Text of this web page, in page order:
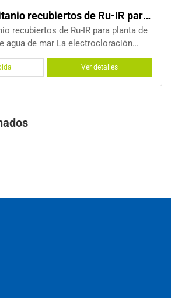
de agua de mar
de titanio de placa paralela
de titanio de placa paralela para
de agua de mar Electrolizador de placa
conocido como electrolizador de placa o
PPE, está construido con una pila de
Consulta rápida